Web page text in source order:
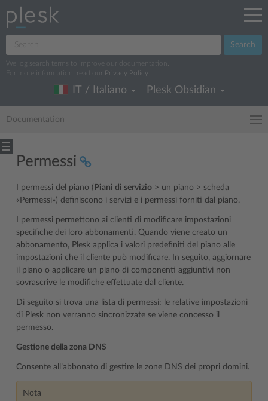
Search
We log search terms to improve our documentation.
For more information, read our
Privacy Policy
IT / Italiano Plesk Obsidian
Documentation
Permessi
I permessi del piano ( Piani di servizio > un piano > scheda
«Permessi») definiscono i servizi e i permessi forniti dal piano.
I permessi permettono ai clienti di modificare impostazioni
specifiche dei loro abbonamenti. Quando viene creato un
abbonamento, Plesk applica i valori predefiniti del piano alle
impostazioni che il cliente può modificare. In seguito, aggiornare
il piano o applicare un piano di componenti aggiuntivi non
sovrascrive le modifiche effettuate dal cliente.
Di seguito si trova una lista di permessi: le relative impostazioni
di Plesk non verranno sincronizzate se viene concesso il
permesso.
Gestione della zona DNS
Consente all’abbonato di gestire le zone DNS dei propri domini.
Nota